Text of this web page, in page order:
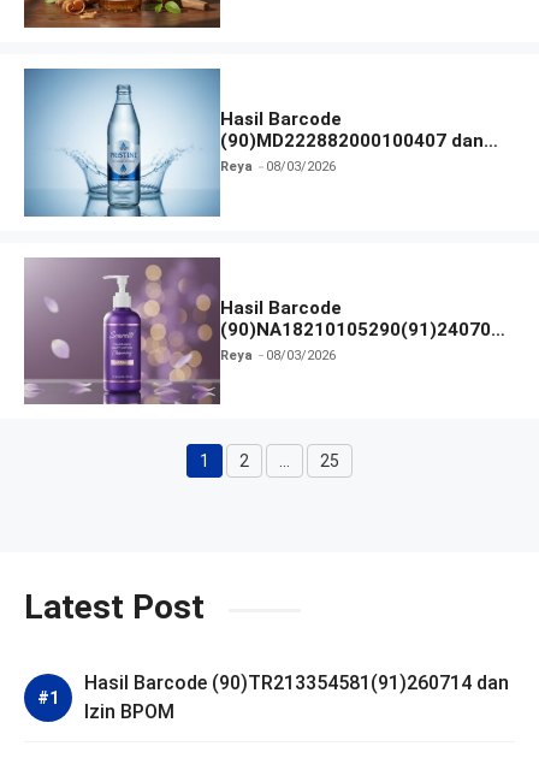
Hasil Barcode
(90)MD222882000100407 dan
Izin BPOM
Reya 08/03/2026
Hasil Barcode
(90)NA18210105290(91)240703
dan Izin BPOM
Reya 08/03/2026
Halaman
1 Halaman
2 … Halaman
25
Latest Post
Hasil Barcode (90)TR213354581(91)260714 dan
Izin BPOM